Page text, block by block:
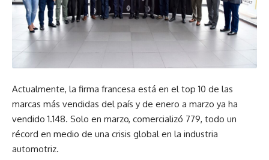
Actualmente, la firma francesa está en el top 10 de las
marcas más vendidas del país y de enero a marzo ya ha
vendido 1.148. Solo en marzo, comercializó 779, todo un
récord en medio de una crisis global en la industria
automotriz.